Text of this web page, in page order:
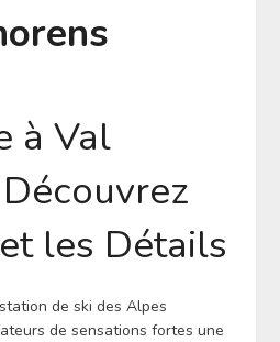
à Val
les Détails
de ski des Alpes
de sensations fortes une